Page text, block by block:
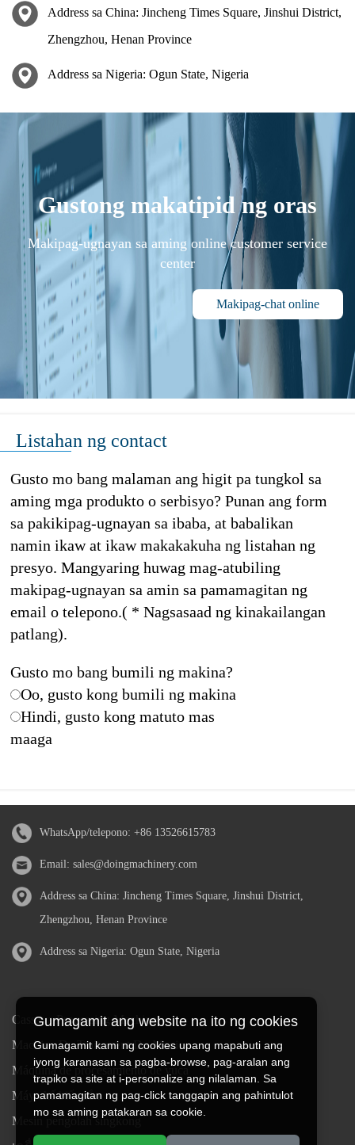
Address sa China: Jincheng Times Square, Jinshui District,
Zhengzhou, Henan Province
Address sa Nigeria: Ogun State, Nigeria
Gustong makatipid ng oras
Makipag-ugnayan sa aming online customer service
center
Makipag-chat online
Listahan ng contact
Gusto mo bang malaman ang higit pa tungkol sa
aming mga produkto o serbisyo? Punan ang form
sa pakikipag-ugnayan sa ibaba, at babalikan
namin ikaw at ikaw makakakuha ng listahan ng
presyo. Mangyaring huwag mag-atubiling
makipag-ugnayan sa amin sa pamamagitan ng
email o telepono.( * Nagsasaad ng kinakailangan
patlang).
Gusto mo bang bumili ng makina?
Oo, gusto kong bumili ng makina
Hindi, gusto kong matuto mas
maaga
WhatsApp/telepono: +86 13526615783
Email: sales@doingmachinery.com
Address sa China: Jincheng Times Square, Jinshui District,
Zhengzhou, Henan Province
Address sa Nigeria: Ogun State, Nigeria
Cassava Processing Machine
Machine De Traitement Du Manioc
Máquina de procesamiento de yuca
Máy chế biến sắn
Mesin pengolah singkong
Gumagamit ang website na ito ng cookies
Gumagamit kami ng cookies upang mapabuti ang
iyong karanasan sa pagba-browse, pag-aralan ang
trapiko sa site at i-personalize ang nilalaman. Sa
pamamagitan ng pag-click tanggapin ang pahintulot
mo sa aming patakaran sa cookie.